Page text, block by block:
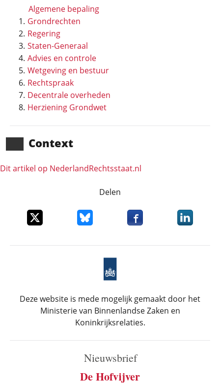
Algemene bepaling
Grondrechten
Regering
Staten-Generaal
Advies en controle
Wetgeving en bestuur
Rechtspraak
Decentrale overheden
Herziening Grondwet
Context
Dit artikel op NederlandRechts­staat.nl
Delen
Deel dit item op XDeel dit item op Bluesky
Deel dit item opDeel dit
Deze website is mede mogelijk gemaakt door het
Ministerie van Binnenlandse Zaken en
Koninkrijksrelaties.
Nieuwsbrief
De Hofvijver